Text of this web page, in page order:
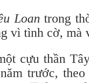
Loan trong
vì tình cờ, mà
cựu thần
trước, theo